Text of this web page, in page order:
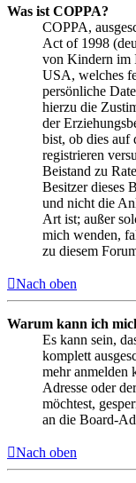
Was ist COPPA?
COPPA,
Act of 1998
von Kindern im
USA, welches
persönliche
hierzu die
der
bist, ob dies auf
registrieren
Beistand zu
Besitzer dieses
und nicht die
Art ist; außer
mich wenden,
zu diesem
Nach oben
Warum kann ich
Es kann sein,
komplett
mehr anmelden
Adresse oder
möchtest,
an die Board-
Nach oben